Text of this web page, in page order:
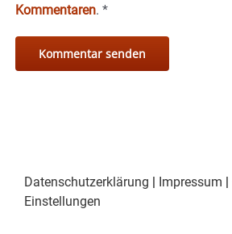
Kommentaren. *
Datenschutzerklärung Impressum
Einstellungen